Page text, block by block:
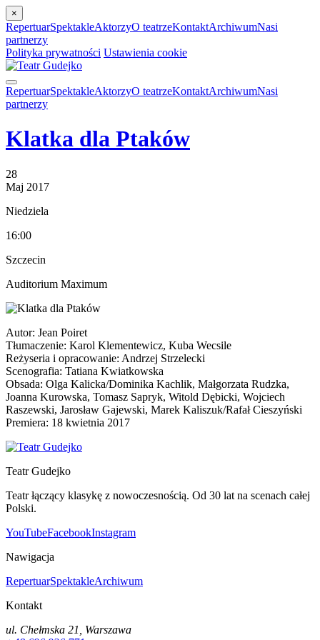
×
RepertuarSpektakleAktorzyO teatrzeKontaktArchiwumNasi
partnerzy
Polityka prywatności Ustawienia cookie
RepertuarSpektakleAktorzyO teatrzeKontaktArchiwumNasi
partnerzy
Klatka dla Ptaków
28
Maj 2017
Niedziela
16:00
Szczecin
Auditorium Maximum
Autor: Jean Poiret
Tłumaczenie: Karol Klementewicz, Kuba Wecsile
Reżyseria i opracowanie: Andrzej Strzelecki
Scenografia: Tatiana Kwiatkowska
Obsada: Olga Kalicka/Dominika Kachlik, Małgorzata Rudzka,
Joanna Kurowska, Tomasz Sapryk, Witold Dębicki, Wojciech
Raszewski, Jarosław Gajewski, Marek Kaliszuk/Rafał Cieszyński
Premiera: 18 kwietnia 2017
Teatr Gudejko
Teatr łączący klasykę z nowoczesnością. Od 30 lat na scenach całej
Polski.
YouTubeFacebookInstagram
Nawigacja
RepertuarSpektakleArchiwum
Kontakt
ul. Chełmska 21, Warszawa